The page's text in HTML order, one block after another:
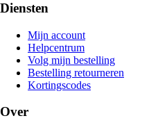
Diensten
Mijn account
Helpcentrum
Volg mijn bestelling
Bestelling retourneren
Kortingscodes
Over